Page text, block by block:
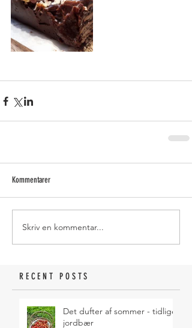
Kommentarer
Skriv en kommentar...
RECENT POSTS
Det dufter af sommer - tidlige
jordbær